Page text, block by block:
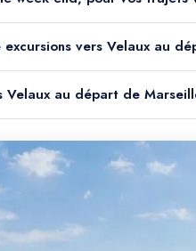
vers Velaux au
au départ de